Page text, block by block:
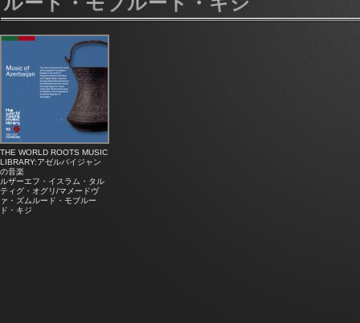
THE WORLD ROOTS MUSIC
LIBRARY:アゼルバイジャン
の音楽
ルザーエフ・イスラム・タル
ティグ・オグリ/マメードヴ
ァ・ズムルード・モブルー
ド・キジ